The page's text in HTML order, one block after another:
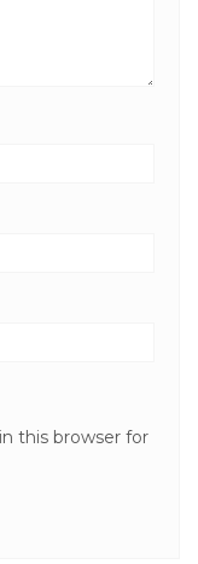
this browser for